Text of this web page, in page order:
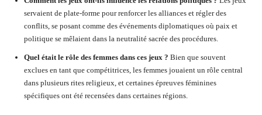
servaient de plate-forme pour renforcer les alliances et régler des
conflits, se posant comme des événements diplomatiques où paix et
politique se mêlaient dans la neutralité sacrée des procédures.
Quel était le rôle des femmes dans ces jeux ? Bien que souvent
exclues en tant que compétitrices, les femmes jouaient un rôle central
dans plusieurs rites religieux, et certaines épreuves féminines
spécifiques ont été recensées dans certaines régions.